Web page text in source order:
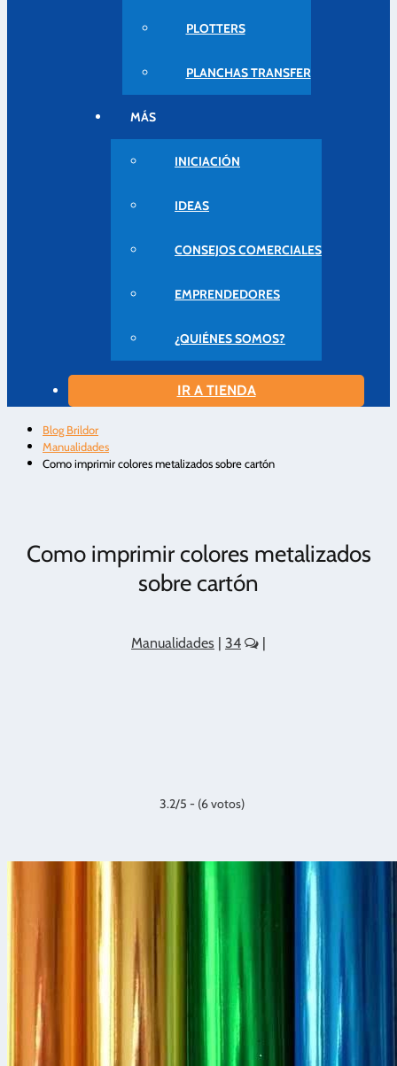
PLOTTERS
PLANCHAS TRANSFER
MÁS
INICIACIÓN
IDEAS
CONSEJOS COMERCIALES
EMPRENDEDORES
¿QUIÉNES SOMOS?
IR A TIENDA
Blog Brildor
Manualidades
Como imprimir colores metalizados sobre cartón
Como imprimir colores metalizados
sobre cartón
Manualidades | 34 |
3.2/5 - (6 votos)